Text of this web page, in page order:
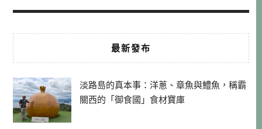
最新發布
淡路島的真本事：洋蔥、章魚與鱧魚，稱霸
關西的「御食國」食材寶庫